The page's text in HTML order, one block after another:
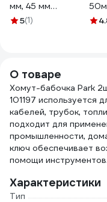
мм, 45 мм
1820.15110
5(1)
12
О товаре
Хомут-бабочка Park
101197 используется
кабелей, трубок,
подходит для
промышленности,
ключ обеспечивает
помощи инструментов.
Характеристики
Тип